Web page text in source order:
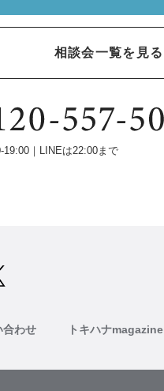
相談会一覧を見る
19:00｜LINEは22:00まで
合わせ トキハナmagazine